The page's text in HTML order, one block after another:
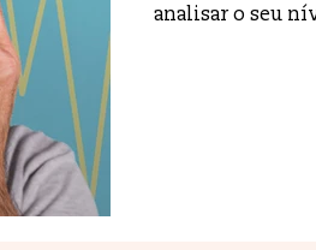
analisar o seu